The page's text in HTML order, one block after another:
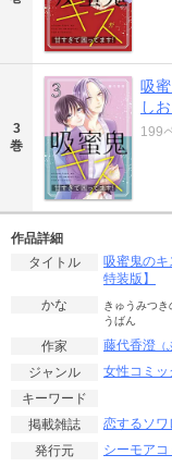
3
巻
吸
し
199
作品詳細
タイトル
吸蜜鬼のキ
特装版】
かな
きゅうみつ
うばん
作家 藤代香澄
ジャンル 女性コミッ
キーワード
掲載雑誌
恋するソワ
発行元
シーモアコ